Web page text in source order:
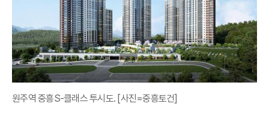
원주역 중흥S-클래스 투시도. [사진=중흥토건]